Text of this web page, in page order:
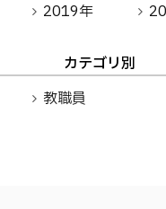
2019年
カテゴリ別
教職員